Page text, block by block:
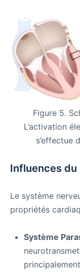
Figure 5.
L’activation
s’effectue
Influences
Le système
propriétés
Système